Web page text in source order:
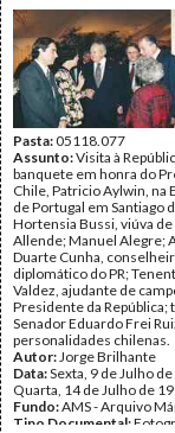
Pasta:05118.077
Assunto:Visita à
banquete em honra do
Chile, Patricio Aylwin, na
de Portugal em Santiago
Hortensia Bussi, viúva de
Allende; Manuel Alegre;
Duarte Cunha,
diplomático do PR;
Valdez, ajudante de
Presidente da República;
Senador Eduardo Frei
personalidades chilenas.
Autor:Jorge Brilhante
Data:Sexta, 9 de Julho
Quarta, 14 de Julho de
Fundo:AMS - Arquivo
Tipo Documental: